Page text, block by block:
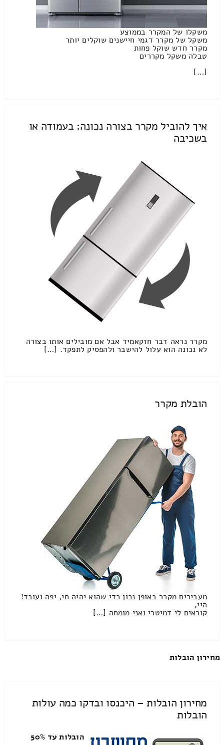
משקלו של המקרר בממוצע
משקל של מקרר דגמי חיישנים שוקלים יותר
מקרר חדש שוקל פחות
טבלה משקל מקררים
[…]
איך להוביל מקרר בצורה נכונה: בעמודה או
בשכיבה
מקרר נראה דבר חזקאמיד אבל אם מובילים אותו בצורה
לא נכונה הוא עלול להישבר ולהפסיק לתפקד. […]
הובלת מקרר
מעבירים מקרר באופן נכון כדי שהוא יהיה חי, יפה ועובד!
היי,
קוראים לי דמיטרי ואני מומחה […]
מחירון הובלות
מחירון הובלות – היכנסו ובדקו כמה עולות
הובלות
הובלות עד 50%